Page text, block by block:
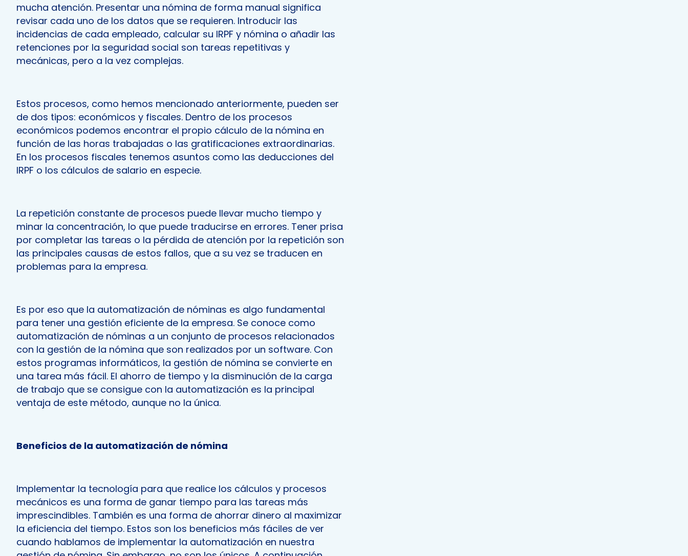
mucha atención. Presentar una nómina de forma manual significa
revisar cada uno de los datos que se requieren. Introducir las
incidencias de cada empleado, calcular su IRPF y nómina o añadir las
retenciones por la seguridad social son tareas repetitivas y
mecánicas, pero a la vez complejas.
Estos procesos, como hemos mencionado anteriormente, pueden ser
de dos tipos: económicos y fiscales. Dentro de los procesos
económicos podemos encontrar el propio cálculo de la nómina en
función de las horas trabajadas o las gratificaciones extraordinarias.
En los procesos fiscales tenemos asuntos como las deducciones del
IRPF o los cálculos de salario en especie.
La repetición constante de procesos puede llevar mucho tiempo y
minar la concentración, lo que puede traducirse en errores. Tener prisa
por completar las tareas o la pérdida de atención por la repetición son
las principales causas de estos fallos, que a su vez se traducen en
problemas para la empresa.
Es por eso que la automatización de nóminas es algo fundamental
para tener una gestión eficiente de la empresa. Se conoce como
automatización de nóminas a un conjunto de procesos relacionados
con la gestión de la nómina que son realizados por un software. Con
estos programas informáticos, la gestión de nómina se convierte en
una tarea más fácil. El ahorro de tiempo y la disminución de la carga
de trabajo que se consigue con la automatización es la principal
ventaja de este método, aunque no la única.
Beneficios de la automatización de nómina
Implementar la tecnología para que realice los cálculos y procesos
mecánicos es una forma de ganar tiempo para las tareas más
imprescindibles. También es una forma de ahorrar dinero al maximizar
la eficiencia del tiempo. Estos son los beneficios más fáciles de ver
cuando hablamos de implementar la automatización en nuestra